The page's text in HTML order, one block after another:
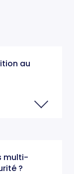
au
multi-
?